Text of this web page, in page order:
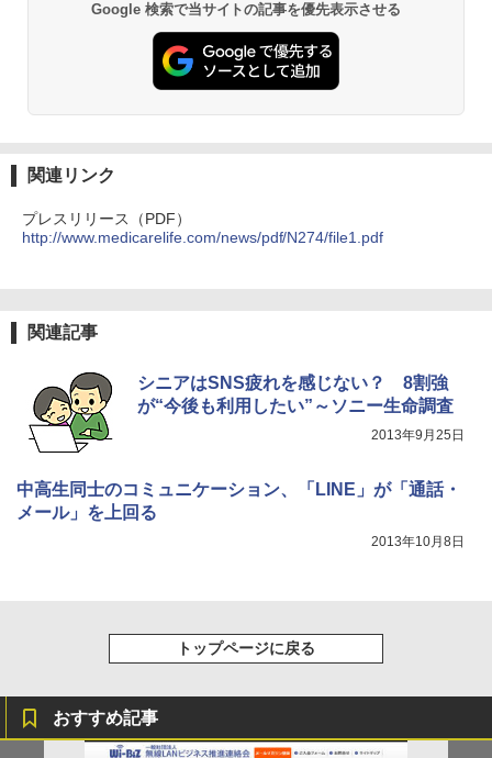
Google 検索で当サイトの記事を優先表示させる
関連リンク
プレスリリース（PDF）
http://www.medicarelife.com/news/pdf/N274/file1.pdf
関連記事
シニアはSNS疲れを感じない？ 8割強
が“今後も利用したい”～ソニー生命調査
2013年9月25日
中高生同士のコミュニケーション、「LINE」が「通話・
メール」を上回る
2013年10月8日
トップページに戻る
おすすめ記事